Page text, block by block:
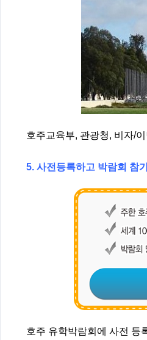
호주교육부, 관광청, 비자/
5. 사전등록하고 박람회 참
호주 유학박람회에 사전 등